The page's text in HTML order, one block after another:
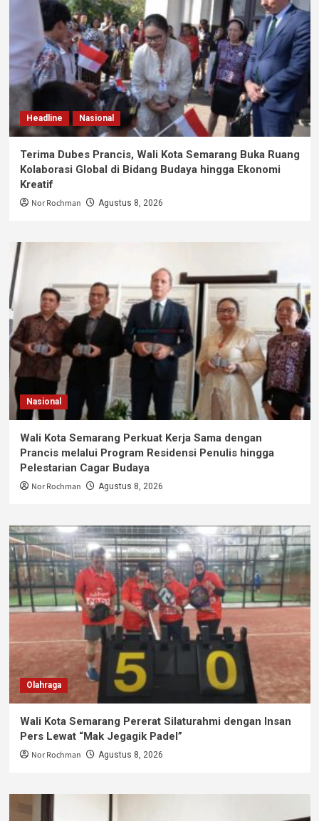
Headline Nasional
Terima Dubes Prancis, Wali Kota Semarang Buka Ruang
Kolaborasi Global di Bidang Budaya hingga Ekonomi
Kreatif
Nor Rochman Agustus 8, 2026
Nasional
Wali Kota Semarang Perkuat Kerja Sama dengan
Prancis melalui Program Residensi Penulis hingga
Pelestarian Cagar Budaya
Nor Rochman Agustus 8, 2026
Olahraga
Wali Kota Semarang Pererat Silaturahmi dengan Insan
Pers Lewat “Mak Jegagik Padel”
Nor Rochman Agustus 8, 2026